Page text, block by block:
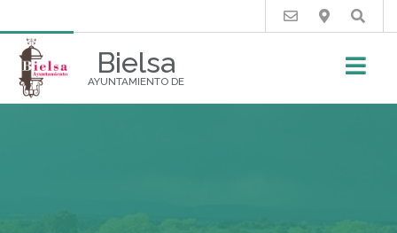
Bielsa
AYUNTAMIENTO DE
Buscar